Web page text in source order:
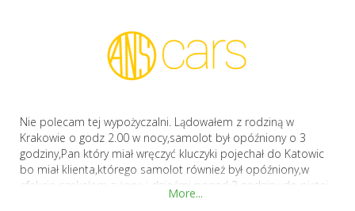
Nie polecam tej wypożyczalni. Lądowałem z rodziną w
Krakowie o godz 2.00 w nocy,samolot był opóźniony o 3
godziny,Pan który miał wręczyć kluczyki pojechał do Katowic
bo miał klienta,którego samolot również był opóźniony,w
efekcie czekałem z żoną i dziećmi ponad 3 godziny do piątej
rano,kiedy obsługa wróci do Balic i wyda mi samochód,który
More...